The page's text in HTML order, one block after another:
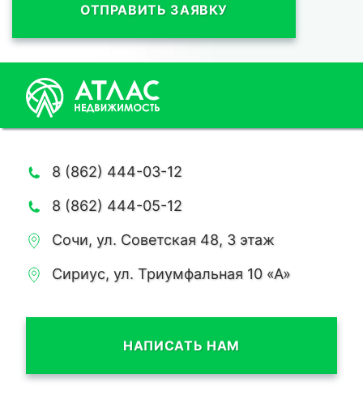
ОТПРАВИТЬ ЗАЯВКУ
8 (862) 444-03-12
8 (862) 444-05-12
Сочи, ул. Советская 48, 3 этаж
Сириус, ул. Триумфальная 10 «А»
НАПИСАТЬ НАМ